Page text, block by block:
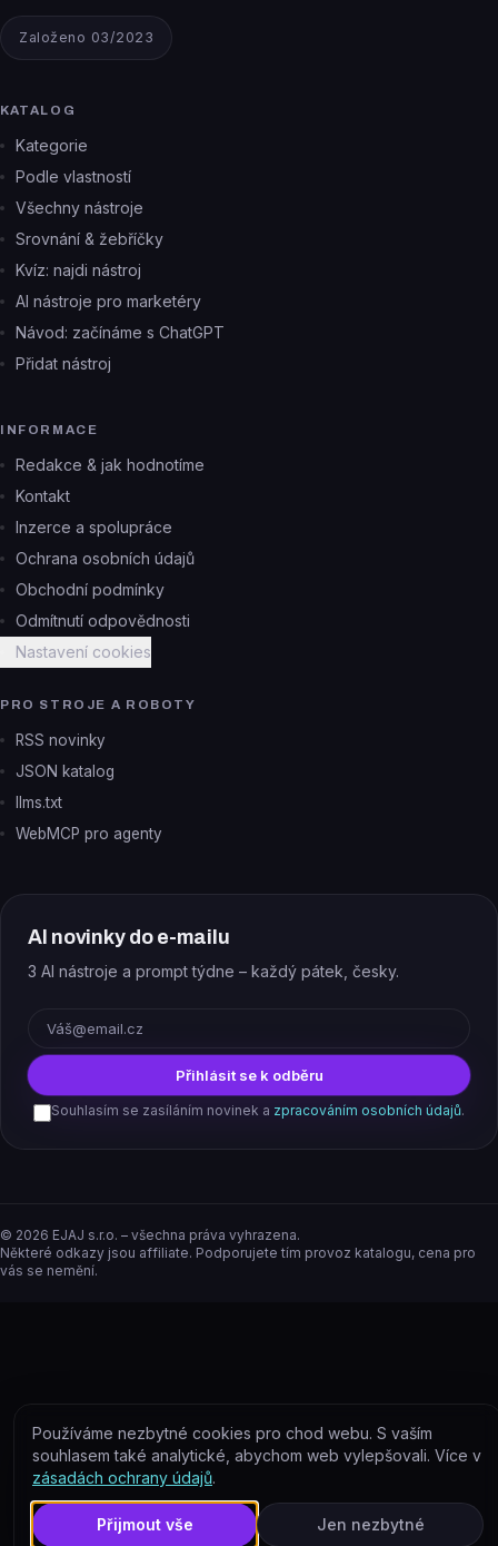
Založeno 03/2023
KATALOG
Kategorie
Podle vlastností
Všechny nástroje
Srovnání & žebříčky
Kvíz: najdi nástroj
AI nástroje pro marketéry
Návod: začínáme s ChatGPT
Přidat nástroj
INFORMACE
Redakce & jak hodnotíme
Kontakt
Inzerce a spolupráce
Ochrana osobních údajů
Obchodní podmínky
Odmítnutí odpovědnosti
Nastavení cookies
PRO STROJE A ROBOTY
RSS novinky
JSON katalog
llms.txt
WebMCP pro agenty
AI novinky do e-mailu
3 AI nástroje a prompt týdne – každý pátek, česky.
Přihlásit se k odběru
Souhlasím se zasíláním novinek a zpracováním osobních údajů.
© 2026 EJAJ s.r.o. – všechna práva vyhrazena.
Některé odkazy jsou affiliate. Podporujete tím provoz katalogu, cena pro
vás se nemění.
Používáme nezbytné cookies pro chod webu. S vaším
souhlasem také analytické, abychom web vylepšovali. Více v
zásadách ochrany údajů.
Přijmout vše Jen nezbytné